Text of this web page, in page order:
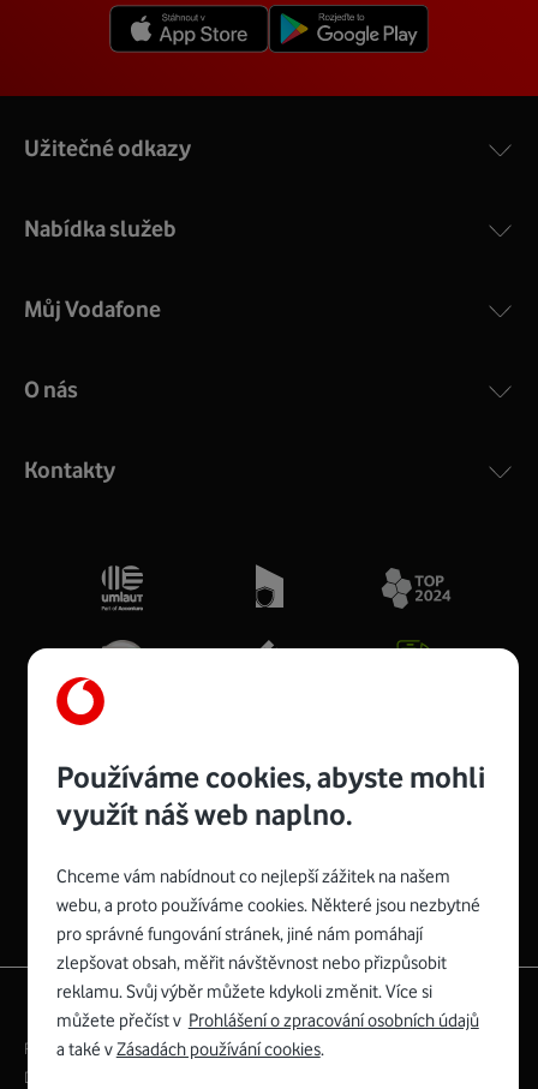
Spojte se s Vodafonem
English|Mapa webu
Užitečné odkazy
Nabídka služeb
Můj Vodafone
O nás
Kontakty
Právní­ podmí­nky
Ochrana soukromí­
Digitální odpovědnost
Používáme cookies, abyste mohli
využít náš web naplno.
Chceme vám nabídnout co nejlepší zážitek na našem
webu, a proto používáme cookies. Některé jsou nezbytné
pro správné fungování stránek, jiné nám pomáhají
zlepšovat obsah, měřit návštěvnost nebo přizpůsobit
reklamu. Svůj výběr můžete kdykoli změnit. Více si
můžete přečíst v Prohlášení o zpracování osobních údajů
a také vZásadách používání cookies.